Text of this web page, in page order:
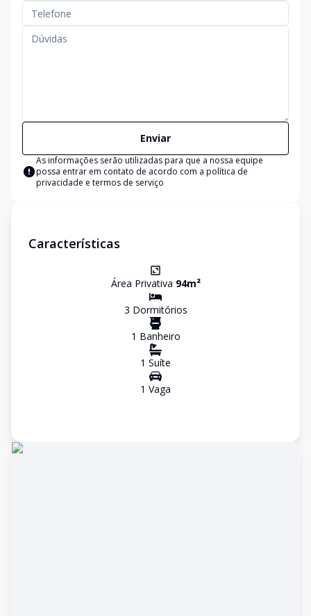
Enviar
As informações serão utilizadas para que a nossa equipe
possa entrar em contato de acordo com a política de
privacidade e termos de serviço
Características
Área Privativa 94m²
3 Dormitórios
1 Banheiro
1 Suíte
1 Vaga